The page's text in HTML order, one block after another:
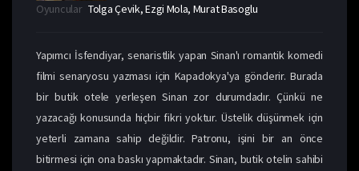
Oyuncular Tolga Çevik, Ezgi Mola, Murat Basoglu
Yapımcı İsfendiyar, senaristlik yapan Sinan'ı romantik komedi
filmi senaryosu yazması için Kapadokya'ya gönderir. Burada
bir butik otele yerleşen Sinan zor durumdadır. Çünkü ne
yazacağı konusunda hiçbir fikri yoktur. Üstelik düşünmek için
yeterli zamana sahip değildir. Patronu, işini bir an önce
bitirmesi için ona baskı yapmaktadır. Sinan, butik otelin sahibi